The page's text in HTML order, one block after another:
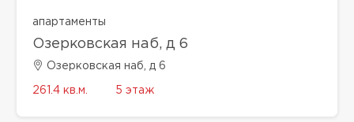
апартаменты
Озерковская наб, д 6
Озерковская наб, д 6
261.4 кв.м. 5 этаж